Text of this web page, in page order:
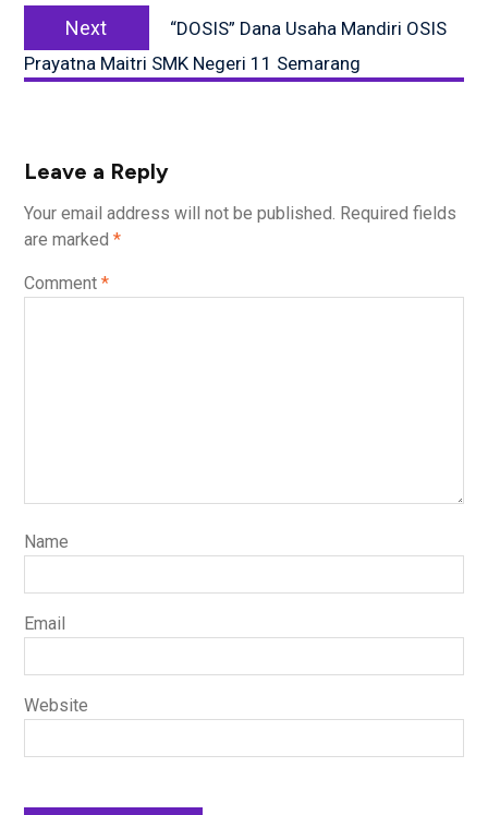
Next
Next
post:
“DOSIS” Dana Usaha Mandiri OSIS
Prayatna Maitri SMK Negeri 11 Semarang
Leave a Reply
Your email address will not be published. Required fields
are marked *
Comment *
Name
Email
Website